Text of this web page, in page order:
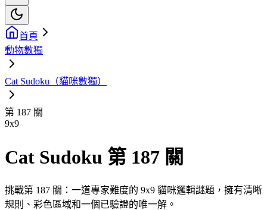
首頁
動物數獨
Cat Sudoku（貓咪數獨）
第 187 關
9x9
Cat Sudoku 第 187 關
挑戰第 187 關：一道專家難度的 9x9 貓咪邏輯謎題，擁有清晰
規則、彩色區域和一個已驗證的唯一解。